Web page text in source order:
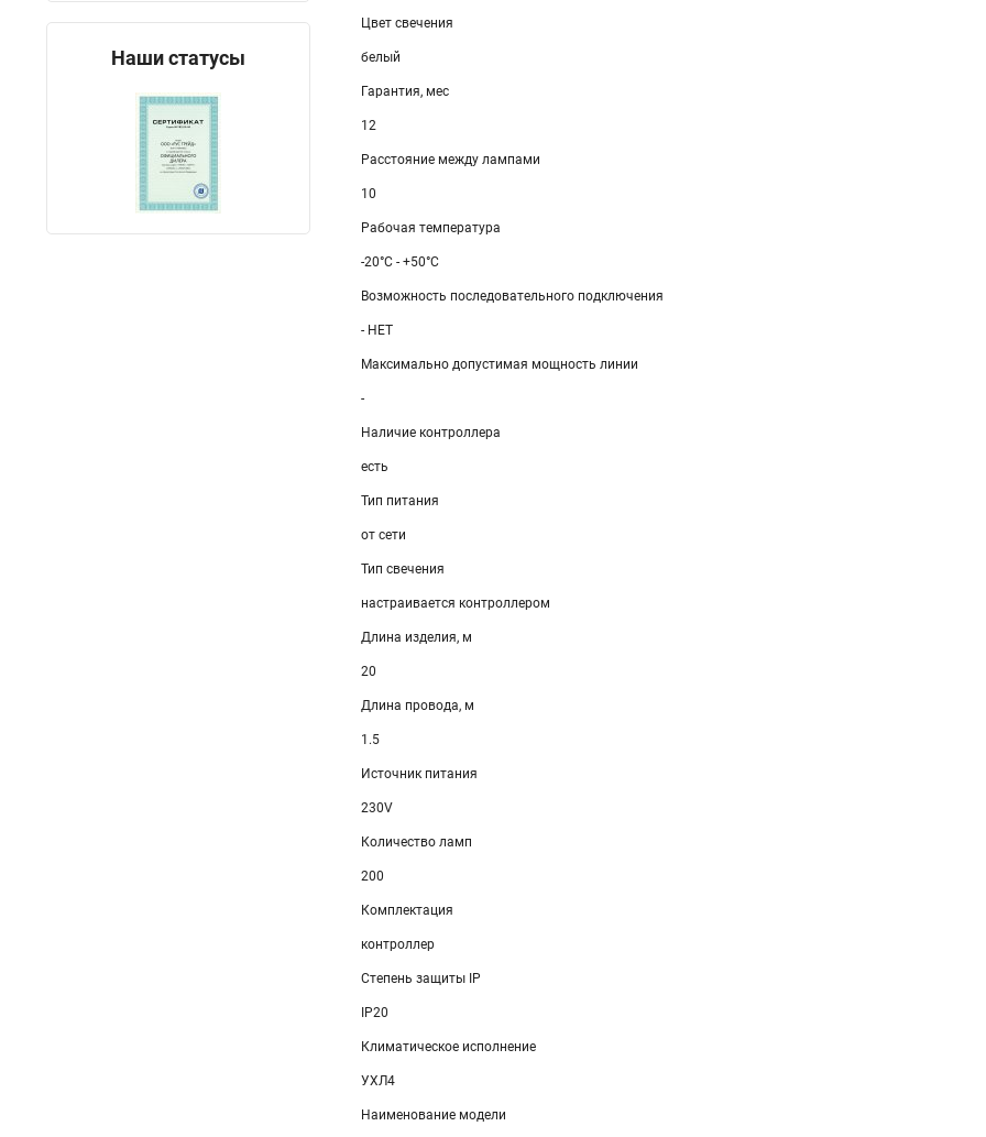
Наши статусы
Цвет свечения
белый
Гарантия, мес
12
Расстояние между лампами
10
Рабочая температура
-20°C - +50°C
Возможность последовательного подключения
- НЕТ
Максимально допустимая мощность линии
-
Наличие контроллера
есть
Тип питания
от сети
Тип свечения
настраивается контроллером
Длина изделия, м
20
Длина провода, м
1.5
Источник питания
230V
Количество ламп
200
Комплектация
контроллер
Степень защиты IP
IP20
Климатическое исполнение
УХЛ4
Наименование модели